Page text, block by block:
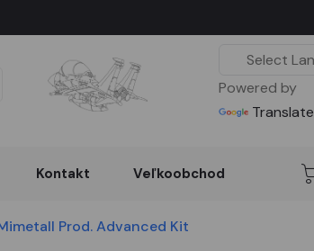
Powered by
Translate
Kontakt Veľkoobchod
Prod. Advanced Kit